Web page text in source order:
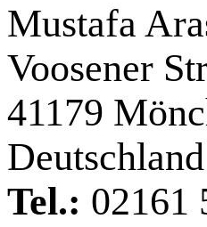
Mustafa
Voosener
41179
Deutschland
Tel.: 02161